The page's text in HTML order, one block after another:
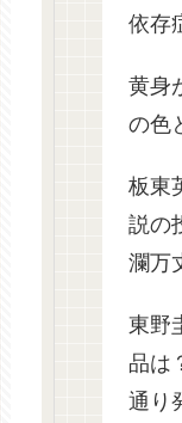
依存
黄身
の色
板東
説の
瀾万
東野
品は
通り